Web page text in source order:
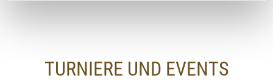
TURNIERE UND EVENTS